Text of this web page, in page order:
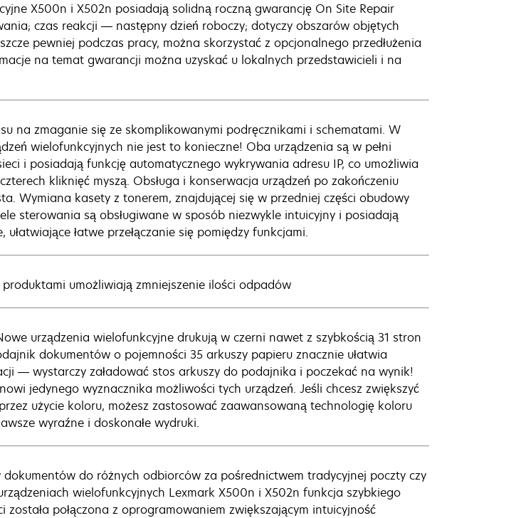
X500n i X502n posiadają solidną roczną gwarancję On Site Repair
czas reakcji — następny dzień roboczy; dotyczy obszarów objętych
pewniej podczas pracy, można skorzystać z opcjonalnego przedłużenia
na temat gwarancji można uzyskać u lokalnych przedstawicieli i na
na zmaganie się ze skomplikowanymi podręcznikami i schematami. W
wielofunkcyjnych nie jest to konieczne! Oba urządzenia są w pełni
i posiadają funkcję automatycznego wykrywania adresu IP, co umożliwia
kliknięć myszą. Obsługa i konserwacja urządzeń po zakończeniu
Wymiana kasety z tonerem, znajdującej się w przedniej części obudowy
sterowania są obsługiwane w sposób niezwykle intuicyjny i posiadają
łatwe przełączanie się pomiędzy funkcjami.
produktami umożliwiają zmniejszenie ilości odpadów
urządzenia wielofunkcyjne drukują w czerni nawet z szybkością 31 stron
dokumentów o pojemności 35 arkuszy papieru znacznie ułatwia
— wystarczy załadować stos arkuszy do podajnika i poczekać na wynik!
jedynego wyznacznika możliwości tych urządzeń. Jeśli chcesz zwiększyć
użycie koloru, możesz zastosować zaawansowaną technologię koloru
wyraźne i doskonałe wydruki.
dokumentów do różnych odbiorców za pośrednictwem tradycyjnej poczty czy
wielofunkcyjnych Lexmark X500n i X502n funkcja szybkiego
połączona z oprogramowaniem zwiększającym intuicyjność